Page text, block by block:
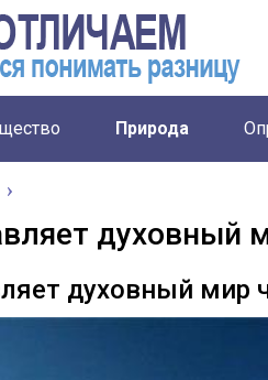
Природа
духовный
духовный мир